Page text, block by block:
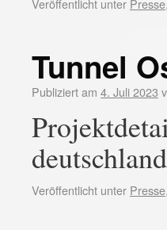
Veröffentlicht unter Presse,
Tunnel
Publiziert am 4. Juli 2023
Veröffentlicht unter Presse,